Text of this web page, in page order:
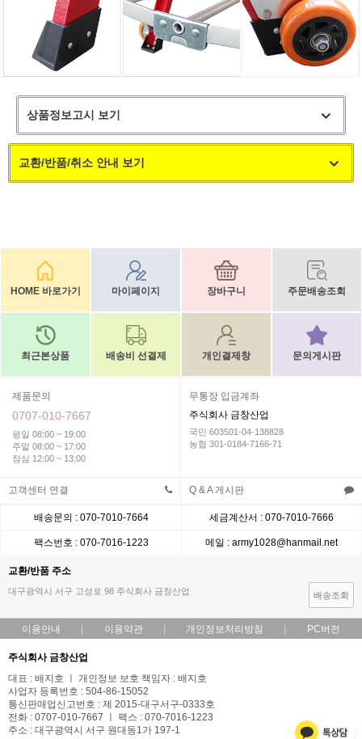
상품정보고시 보기
교환/반품/취소 안내 보기
HOME 바로가기 마이페이지 장바구니 주문배송조회
최근본상품 배송비 선결제 개인결제창 문의게시판
제품문의
0707-010-7667
평일 08:00 ~ 19:00
주말 08:00 ~ 17:00
점심 12:00 ~ 13:00
무통장 입금계좌
주식회사 금창산업
국민 603501-04-138828
농협 301-0184-7166-71
고객센터 연결 Q & A 게시판
배송문의 : 070-7010-7664 세금계산서 : 070-7010-7666
팩스번호 : 070-7016-1223 메일 : army1028@hanmail.net
교환/반품 주소
대구광역시 서구 고성로 98 주식회사 금창산업 배송조회
이용안내 이용약관 개인정보처리방침 PC버전
주식회사 금창산업
대표 : 배지호 ㅣ 개인정보 보호 책임자 : 배지호
사업자 등록번호 : 504-86-15052
통신판매업신고번호 : 제 2015-대구서구-0333호
전화 : 0707-010-7667 ㅣ 팩스 : 070-7016-1223
주소 : 대구광역시 서구 원대동1가 197-1